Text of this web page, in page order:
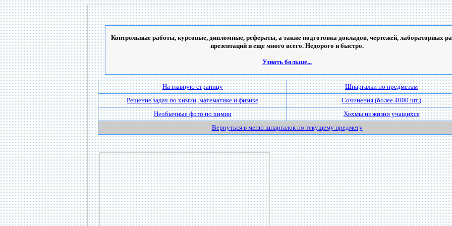
Контрольные работы, курсовые, дипломные, рефераты, а также подготовка докладов, чертежей, лабораторных
презентаций и еще много всего. Недорого и быстро.
Узнать больше...
На главную страницу
Шпаргалки по предметам
Решение задач по химии, математике и физике
Сочинения (более 4000 шт.)
Необычные фото по химии
Хохмы из жизни учащихся
Вернуться в меню шпаргалок по текущему предмету